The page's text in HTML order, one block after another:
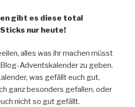
gibt es diese total
nur heute!
alles was ihr machen müsst
Adventskalender zu geben.
was gefällt euch gut,
ganz besonders gefallen, oder
nicht so gut gefällt.